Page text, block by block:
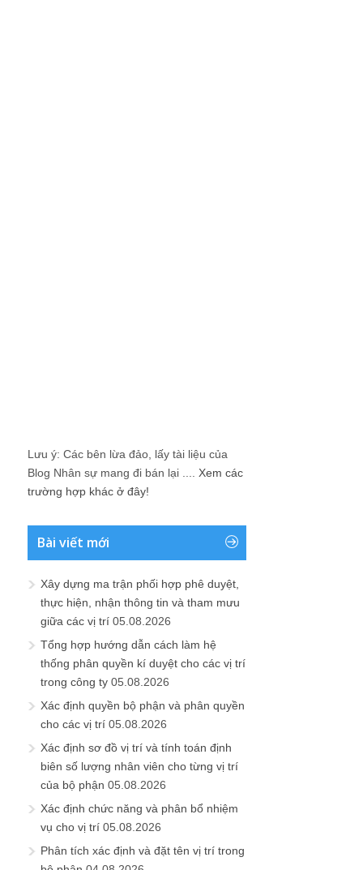
Lưu ý: Các bên lừa đảo, lấy tài liệu của
Blog Nhân sự mang đi bán lại .... Xem các
trường hợp khác ở đây!
Bài viết mới
Xây dựng ma trận phối hợp phê duyệt,
thực hiện, nhận thông tin và tham mưu
giữa các vị trí 05.08.2026
Tổng hợp hướng dẫn cách làm hệ
thống phân quyền kí duyệt cho các vị trí
trong công ty 05.08.2026
Xác định quyền bộ phận và phân quyền
cho các vị trí 05.08.2026
Xác định sơ đồ vị trí và tính toán định
biên số lượng nhân viên cho từng vị trí
của bộ phận 05.08.2026
Xác định chức năng và phân bổ nhiệm
vụ cho vị trí 05.08.2026
Phân tích xác định và đặt tên vị trí trong